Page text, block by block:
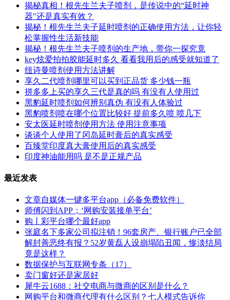
揭秘真相！根先生兰夫子喷剂，是传说中的“延时神
器”还是真实有效？
揭秘！根先生兰夫子延时喷剂的正确使用方法，让你轻
松掌握性生活新技能
揭秘！根先生兰夫子喷剂的生产地，带你一探究竟
key炫爱拍拍胶能延时多久 看看我用后的感受就知道了
纽诗曼喷剂使用方法讲解
享久二代喷剂哪里可以买到正品货 多少钱一瓶
拼多多上买的享久三代是真的吗 有没有人使用过
黑豹延时喷剂如何辨别真伪 有没有人体验过
黑豹喷剂喷在哪个位置比较好 提前多久喷 喷几下
安太医延时喷剂使用方法 使用注意事项
谈谈个人使用了冈岛延时膏后的真实感受
百臻堂印度真大膏使用后的真实感受
印度神油能用吗 是不是正规产品
最近发表
文章自媒体一键多平台app（必备免费软件）
师傅闪到APP；‘网购安装接单平台’
购丨彩平台哪个最好app
张庭名下多家公司拟注销！96套房产、银行账户已全部
解封善恶终有报？52岁黄磊人设崩塌陷丑闻，惨淡结局
竟是这样？
数据保护与互联网专条（17）
卖门窗好还是家居好
犀牛云1688：社交电商与微商的区别是什么？
网购平台和微商代理有什么区别？七人模式告诉你